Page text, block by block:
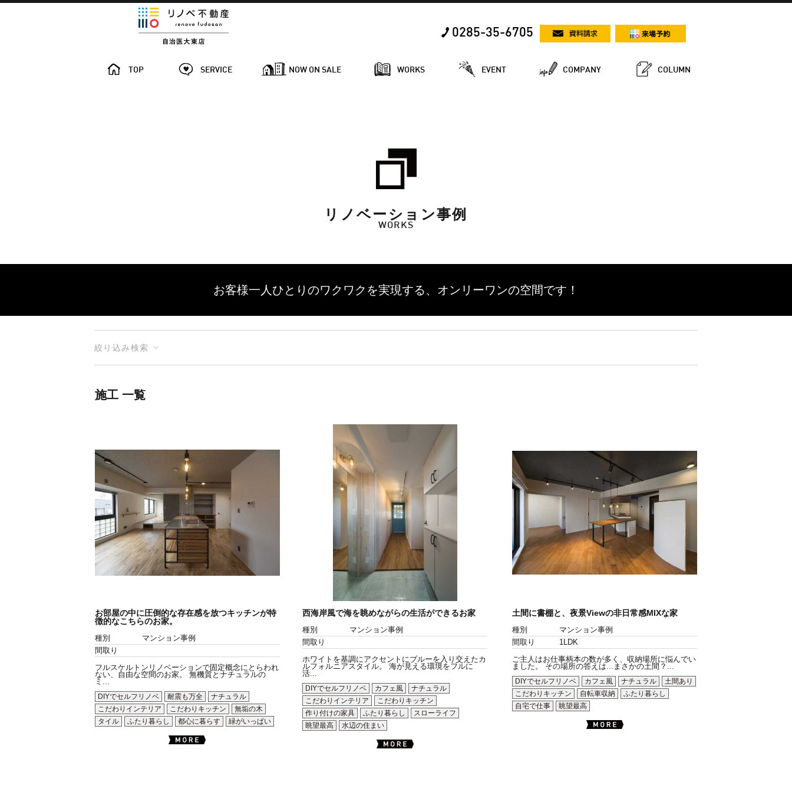
0285-35-6705
TOP SERVICE NOW ON SALE WORKS EVENT COMPANY COLUMN
リノベーション事例
WORKS
お客様一人ひとりのワクワクを実現する、 オンリーワンの空間です！
絞り込み検索
施工 一覧
お部屋の中に圧倒的な存在感を放つキッチンが特
徴的なこちらのお家。
種別
マンション事例
間取り
フルスケルトンリノベーションで固定概念にとらわれ
ない、自由な空間のお家。 無機質とナチュラルの
ミ...
DIYでセルフリノベ
耐震も万全
ナチュラル
こだわりインテリア
こだわりキッチン
無垢の木
タイル
ふたり暮らし 都心に暮らす 緑がいっぱい
西海岸風で海を眺めながらの生活ができるお家
種別
マンション事例
間取り
ホワイトを基調にアクセントにブルーを入り交えたカ
ルフォルニアスタイル。 海が見える環境をフルに
活...
DIYでセルフリノベ
カフェ風
ナチュラル
こだわりインテリア
こだわりキッチン
作り付けの家具
ふたり暮らし
スローライフ
眺望最高
水辺の住まい
土間に書棚と、夜景Viewの非日常感MIXな家
種別
マンション事例
間取り
1LDK
ご主人はお仕事柄本の数が多く、収納場所に悩んでい
ました。 その場所の答えは...まさかの土間？...
DIYでセルフリノベ
カフェ風 ナチュラル
土間あり
こだわりキッチン
自転車収納
ふたり暮らし
自宅で仕事
眺望最高